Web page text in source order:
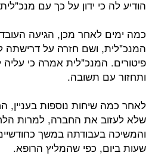
הודיע לה כי ידון על כך עם
כמה ימים לאחר מכן, הגיעה
המנכ"לית, ושם חזרה על
פיטורים. המנכ"לית אמרה כי
ותחזור עם תשובה.
לאחר כמה שיחות נוספות בעניין,
שלא לעזוב את החברה, למרות
והמשיכה בעבודתה במשך
שעות ביום, כפי שהמליץ הרופא.